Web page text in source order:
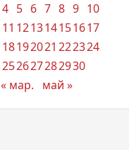
4 5 6 7 8 9 10
11 121314151617
18192021 222324
252627282930
« мар.
май »